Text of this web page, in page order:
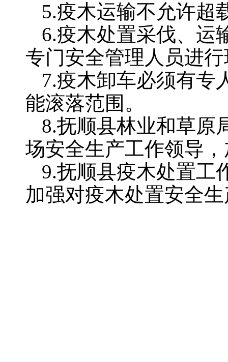
5.疫木运输不允许超
6.疫木处置采伐、运
专门安全管理人员进
7.疫木卸车必须有专
能滚落范围。
8.抚顺县林业和草原
场安全生产工作领导
9.抚顺县疫木处置工
加强对疫木处置安全